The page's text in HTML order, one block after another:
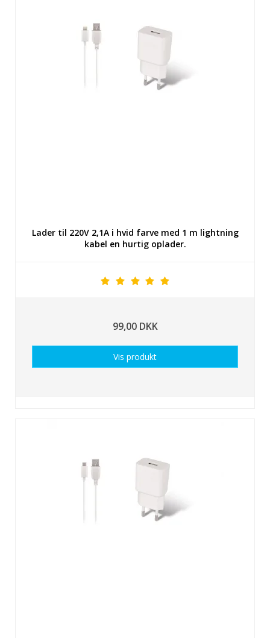
Lader til 220V 2,1A i hvid farve med 1 m lightning
kabel en hurtig oplader.
99,00 DKK
Vis produkt